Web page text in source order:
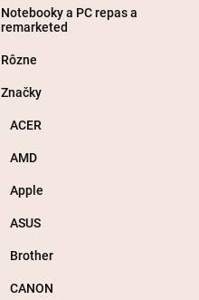
Notebooky a PC repas a
remarketed
Rôzne
Značky
ACER
AMD
Apple
ASUS
Brother
CANON